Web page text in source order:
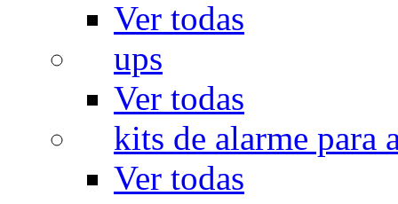
Ver todas
ups
Ver todas
kits de alarme para
Ver todas